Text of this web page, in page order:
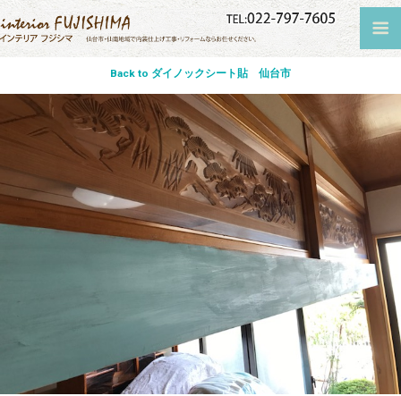
Back to ダイノックシート貼 仙台市